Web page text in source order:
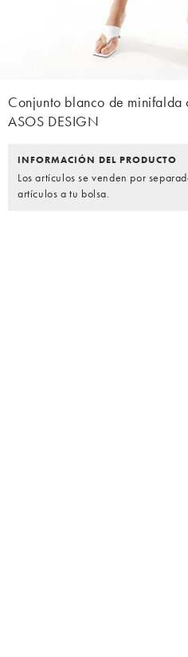
Conjunto blanco de minifalda
ASOS DESIGN
INFORMACIÓN DEL PRODUCTO
Los artículos se venden por
artículos a tu bolsa.